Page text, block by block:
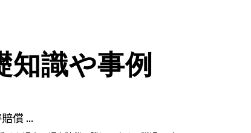
識や事例
償 ...